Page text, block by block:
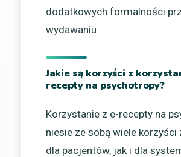
dodatkowych formalności
wydawaniu.
Jakie są korzyści z
recepty na psychotropy?
Korzystanie z e-recepty na
niesie ze sobą wiele korzyści
dla pacjentów, jak i dla